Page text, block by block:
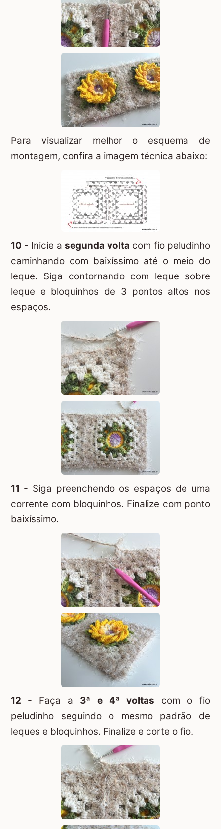
Para visualizar melhor o esquema de
montagem, confira a imagem técnica abaixo:
10 - Inicie a segunda volta com fio peludinho
caminhando com baixíssimo até o meio do
leque. Siga contornando com leque sobre
leque e bloquinhos de 3 pontos altos nos
espaços.
11 - Siga preenchendo os espaços de uma
corrente com bloquinhos. Finalize com ponto
baixíssimo.
12 - Faça a 3ª e 4ª voltas com o fio
peludinho seguindo o mesmo padrão de
leques e bloquinhos. Finalize e corte o fio.